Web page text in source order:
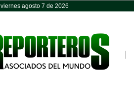
viernes agosto 7 de 2026
Opinión Política